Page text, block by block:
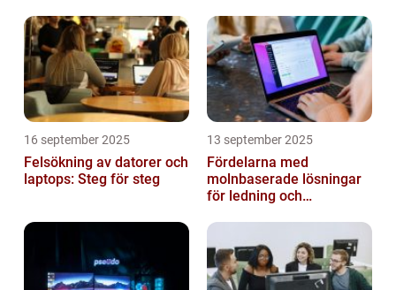
16 september 2025
Felsökning av datorer och
laptops: Steg för steg
13 september 2025
Fördelarna med
molnbaserade lösningar
för ledning och